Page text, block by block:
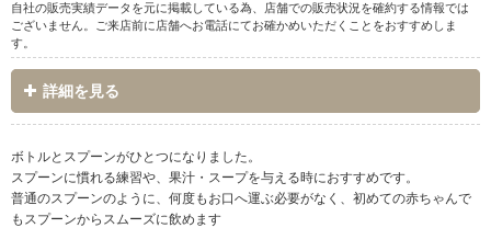
自社の販売実績データを元に掲載している為、店舗での販売状況を確約する情報では
ございません。ご来店前に店舗へお電話にてお確かめいただくことをおすすめしま
す。
詳細を見る
ボトルとスプーンがひとつになりました。
スプーンに慣れる練習や、果汁・スープを与える時におすすめです。
普通のスプーンのように、何度もお口へ運ぶ必要がなく、初めての赤ちゃんで
もスプーンからスムーズに飲めます